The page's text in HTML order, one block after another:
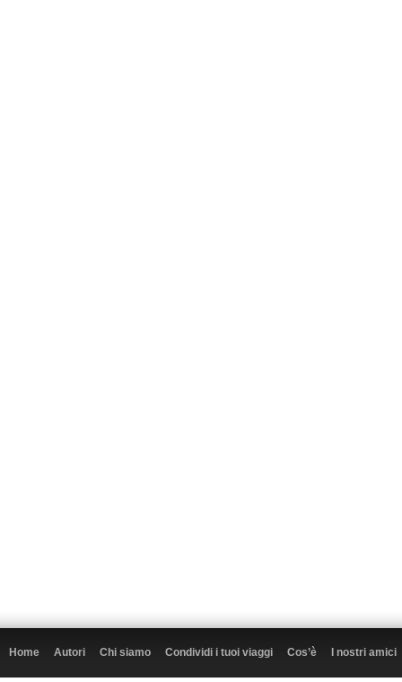
Home Autori Chi siamo Condividi i tuoi viaggi Cos’è I nostri amici